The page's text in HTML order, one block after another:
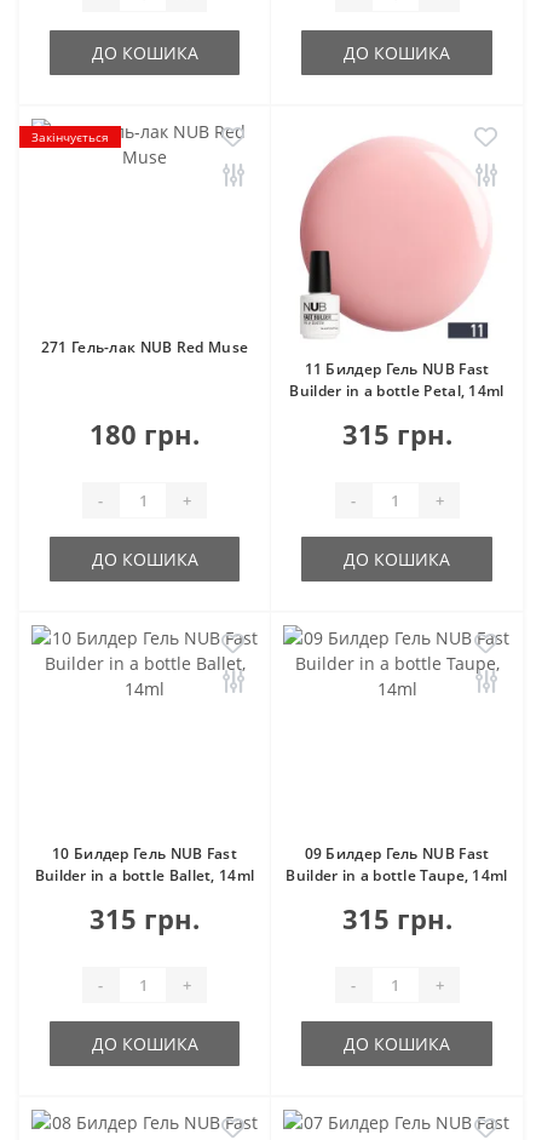
ДО КОШИКА ДО КОШИКА
Закінчується
271 Гель-лак NUB Red Muse
180 грн.
- +
ДО КОШИКА
11 Билдер Гель NUB Fast
Builder in a bottle Petal, 14ml
315 грн.
- +
ДО КОШИКА
10 Билдер Гель NUB Fast
Builder in a bottle Ballet, 14ml
315 грн.
- +
ДО КОШИКА
09 Билдер Гель NUB Fast
Builder in a bottle Taupe, 14ml
315 грн.
- +
ДО КОШИКА